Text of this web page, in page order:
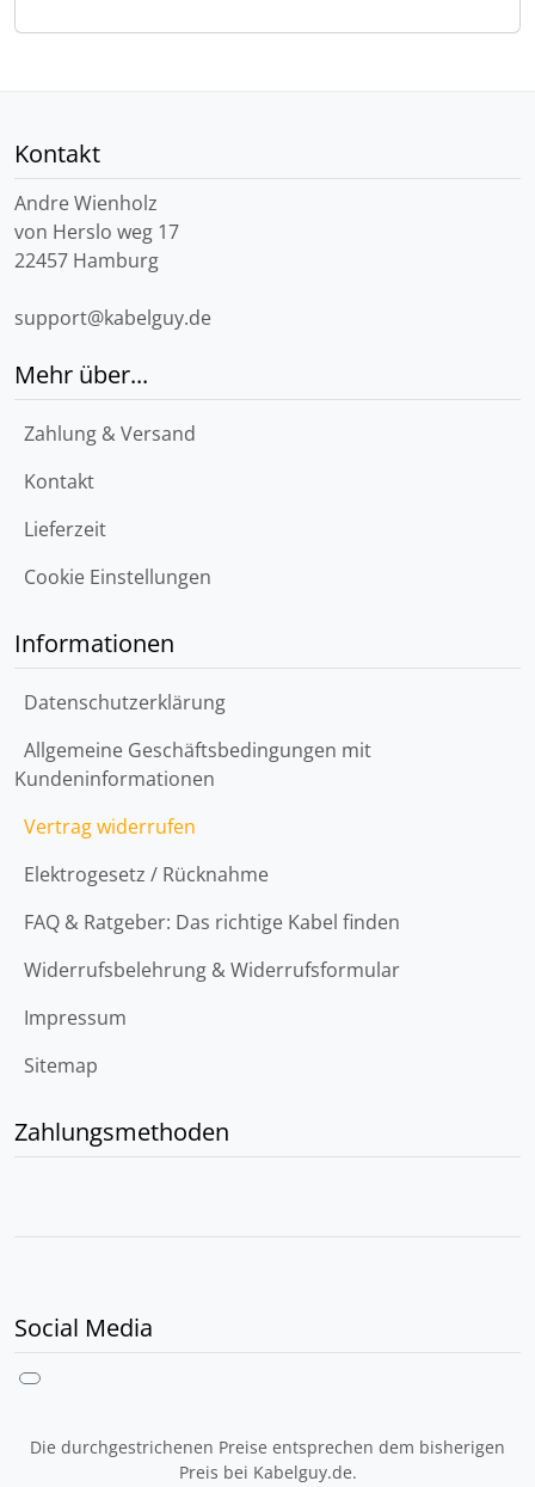
Kontakt
Andre Wienholz
von Herslo weg 17
22457 Hamburg
support@kabelguy.de
Mehr über...
Zahlung & Versand
Kontakt
Lieferzeit
Cookie Einstellungen
Informationen
Datenschutzerklärung
Allgemeine Geschäftsbedingungen mit
Kundeninformationen
Vertrag widerrufen
Elektrogesetz / Rücknahme
FAQ & Ratgeber: Das richtige Kabel finden
Widerrufsbelehrung & Widerrufsformular
Impressum
Sitemap
Zahlungsmethoden
Social Media
Die durchgestrichenen Preise entsprechen dem bisherigen
Preis bei Kabelguy.de.